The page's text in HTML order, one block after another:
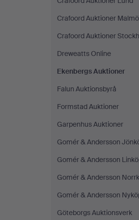
Crafoord Auktioner Malmö
Crafoord Auktioner
Dreweatts Online
Ekenbergs Auktioner
Falun Auktionsbyrå
Formstad Auktioner
Garpenhus Auktioner
Gomér & Andersson
Gomér & Andersson
Gomér & Andersson
Gomér & Andersson
Göteborgs Auktionsverk